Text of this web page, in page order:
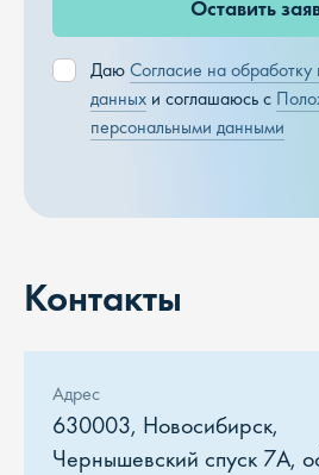
Оставить
ДаюСогласие на обработку
данных и соглашаюсь с
персональными данными
Контакты
Адрес
630003, Новосибирск,
Чернышевский спуск 7А,